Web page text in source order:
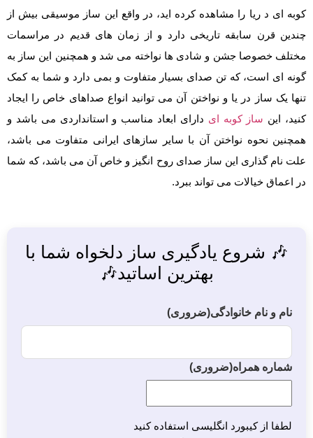
کوبه ای د ریا را مشاهده کرده اید، در واقع این ساز موسیقی بیش از
چندین قرن سابقه تاریخی دارد و از زمان های قدیم در مراسمات
مختلف خصوصا جشن و شادی ها نواخته می شد و همچنین این ساز به
گونه ای است، که تن صدای بسیار متفاوت و بمی دارد و شما به کمک
تنها یک ساز در یا و نواختن آن می توانید انواع صداهای خاص را ایجاد
کنید، این ساز کوبه ای دارای ابعاد مناسب و استانداردی می باشد و
همچنین نحوه نواختن آن با سایر سازهای ایرانی متفاوت می باشد،
علت نام گذاری این ساز صدای روح انگیز و خاص آن می باشد، که شما
در اعماق خیالات می تواند ببرد.
🎶 شروع یادگیری ساز دلخواه شما با
بهترین اساتید🎶
نام و نام خانوادگی(ضروری)
شماره همراه(ضروری)
لطفا از کیبورد انگلیسی استفاده کنید